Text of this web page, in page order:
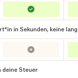
in Sekunden, keine
deine Steuer